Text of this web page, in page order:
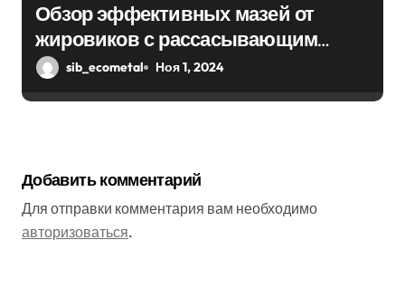
Обзор эффективных мазей от
жировиков с рассасывающим
эффектом
sib_ecometal Ноя 1, 2024
Добавить комментарий
Для отправки комментария вам необходимо
авторизоваться.